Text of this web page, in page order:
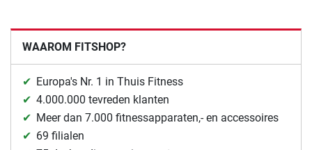
WAAROM FITSHOP?
Europa's Nr. 1 in Thuis Fitness
4.000.000 tevreden klanten
Meer dan 7.000 fitnessapparaten,- en accessoires
69 filialen